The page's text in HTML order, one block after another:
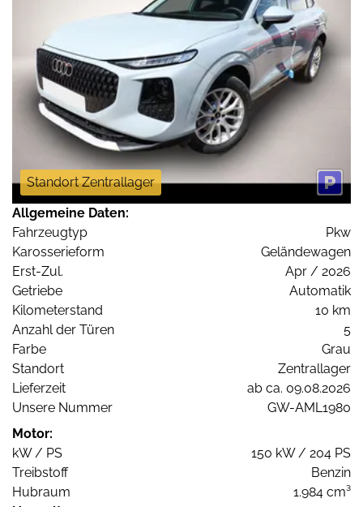
Standort Zentrallager
Allgemeine Daten:
Fahrzeugtyp
Pkw
Karosserieform
Geländewagen
Erst-Zul.
Apr / 2026
Getriebe
Automatik
Kilometerstand
10 km
Anzahl der Türen
5
Farbe
Grau
Standort
Zentrallager
Lieferzeit
ab ca. 09.08.2026
Unsere Nummer
GW-AML1980
Motor:
kW / PS
150 kW / 204 PS
Treibstoff
Benzin
Hubraum
1.984 cm³